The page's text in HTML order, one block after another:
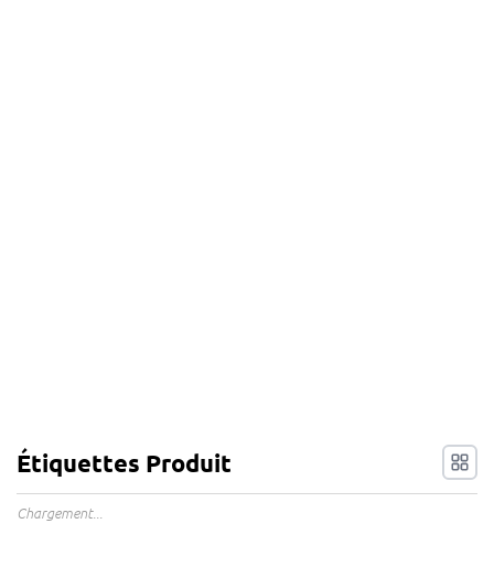
Étiquettes Produit
Chargement...